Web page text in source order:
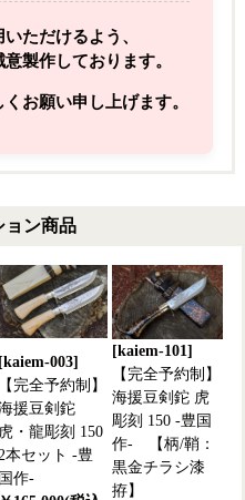
ただけるよう、
製作しております。
お願い申し上げます。
ョン商品
[kaiem-003]
【完全予約制】
援豆剣鉈
虎・龍彫刻 150
本セット -豊
国作-
[kaiem-101]
【完全予約制】
海援豆剣鉈 虎
彫刻 150 -豊国
作- 【柄/鞘：
黒金チラシ漆
拵】